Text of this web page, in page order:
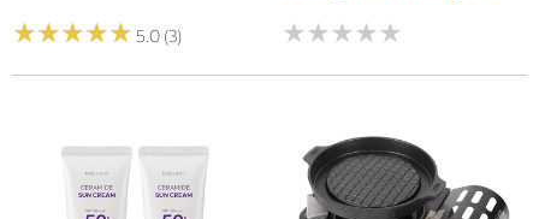
★★★★★
★★★★★ 5.0 (3) ★★★★★
★★★★★